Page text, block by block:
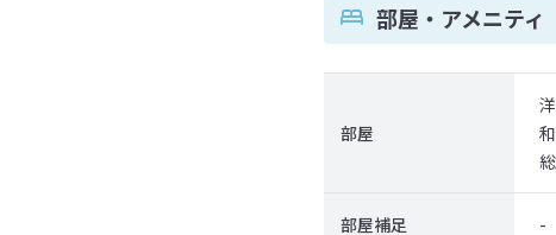
部屋・アメニティ
部屋
部屋補足 -